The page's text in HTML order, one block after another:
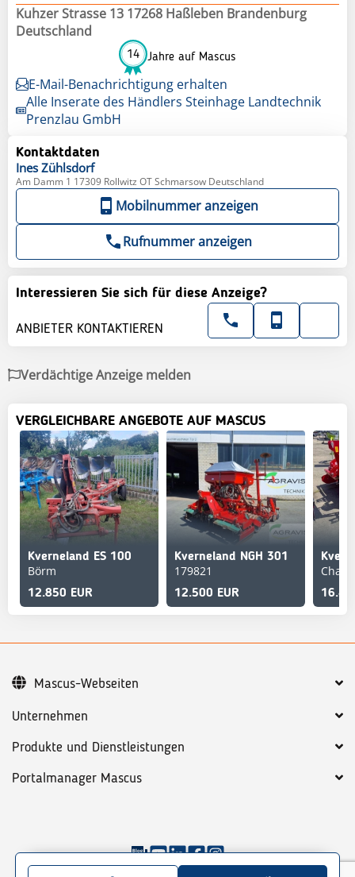
Kuhzer Strasse 13 17268 Haßleben Brandenburg
Deutschland
14 Jahre auf Mascus
E-Mail-Benachrichtigung erhalten
Alle Inserate des Händlers Steinhage Landtechnik
Prenzlau GmbH
Kontaktdaten
Ines Zühlsdorf
Am Damm 1 17309 Rollwitz OT Schmarsow Deutschland
Mobilnummer anzeigen
Rufnummer anzeigen
Interessieren Sie sich für diese Anzeige?
ANBIETER KONTAKTIEREN
Verdächtige Anzeige melden
VERGLEICHBARE ANGEBOTE AUF MASCUS
Kverneland ES 100
Börm
12.850 EUR
Kverneland NGH 301
179821
12.500 EUR
Cham
Unternehmen
Produkte und Dienstleistungen
Portalmanager Mascus
Mascus-Webseiten